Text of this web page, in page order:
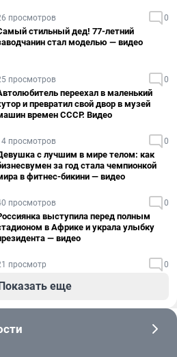
просмотров 0
стильный дед! 77-летний
стал моделью — видео
просмотров 0
переехал в маленький
и превратил свой двор в музей
времен СССР. Видео
просмотров 0
с лучшим в мире телом: как
за год стала чемпионкой
в фитнес-бикини — видео
просмотров 0
выступила перед полным
в Африке и украла улыбку
— видео
просмотр 0
еще